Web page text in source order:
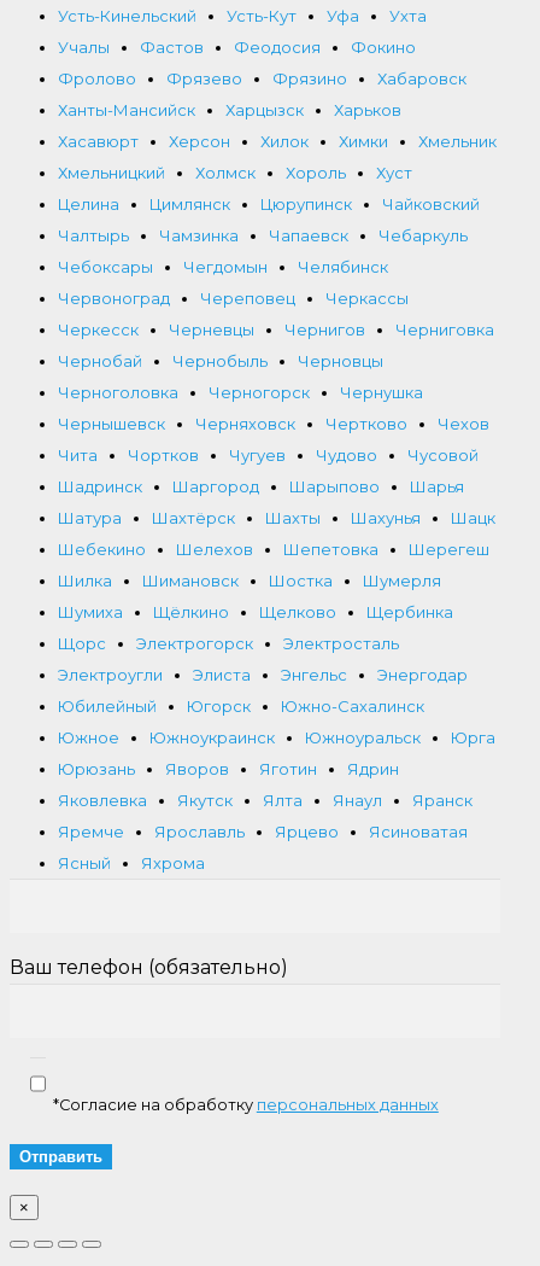
Усть-Кинельский
Усть-Кут Уфа
Ухта
Учалы
Фастов Феодосия
Фокино
Фролово
Фрязево Фрязино
Хабаровск
Ханты-Мансийск
Харцызск
Харьков
Хасавюрт
Херсон Хилок Химки
Хмельник
Хмельницкий
Холмск Хороль
Хуст
Целина
Цимлянск Цюрупинск
Чайковский
Чалтырь
Чамзинка Чапаевск
Чебаркуль
Чебоксары
Чегдомын
Челябинск
Червоноград
Череповец
Черкассы
Черкесск
Черневцы Чернигов
Черниговка
Чернобай
Чернобыль
Черновцы
Черноголовка
Черногорск
Чернушка
Чернышевск
Черняховск Чертково
Чехов
Чита
Чортков Чугуев Чудово
Чусовой
Шадринск
Шаргород Шарыпово
Шарья
Шатура
Шахтёрск Шахты Шахунья
Шацк
Шебекино
Шелехов Шепетовка
Шерегеш
Шилка
Шимановск Шостка
Шумерля
Шумиха
Щёлкино Щелково
Щербинка
Щорс
Электрогорск
Электросталь
Электроугли
Элиста Энгельс
Энергодар
Юбилейный
Югорск
Южно-Сахалинск
Южное
Южноукраинск Южноуральск
Юрга
Юрюзань
Яворов Яготин
Ядрин
Яковлевка
Якутск Ялта Янаул
Яранск
Яремче
Ярославль Ярцево
Ясиноватая
Ясный
Яхрома
Ваш телефон (обязательно)
*Согласие на обработку персональных данных
×